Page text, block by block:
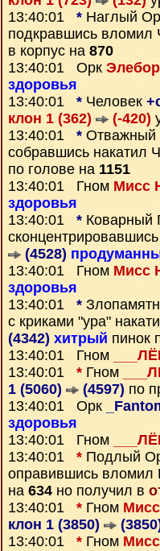
13:40:01 * Наглый
подкравшись вломил
в корпус на 870
13:40:01 Орк
здоровья
13:40:01 * Человек
клон 1 (362)
(-420)
13:40:01 * Отважный
собравшись накатил
по голове на 1151
13:40:01 Гном Мисс
здоровья
13:40:01 * Коварный
(4528)
13:40:01 Гном Мисс
здоровья
13:40:01 *
с криками "ура"
(4342) хитрый пинок
13:40:01 Гном
13:40:01 * Гном
1 (5060)
(4597) по
13:40:01 Орк
здоровья
13:40:01 Гном
13:40:01 * Подлый
оправившись вломил
на 634 но получил в
13:40:01 * Гном
клон 1 (3850)
13:40:01 * Гном